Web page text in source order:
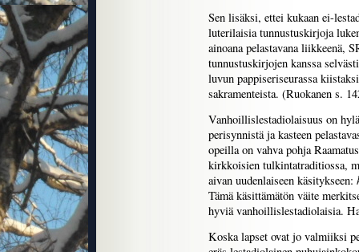
Sen lisäksi, ettei kukaan ei-
luterilaisia tunnustuskirjoja
ainoana pelastavana liikkeenä,
tunnustuskirjojen kanssa
luvun pappiseriseurassa
sakramenteista. (Ruokanen s.
Vanhoillislestadiolaisuus on
perisynnistä ja kasteen
opeilla on vahva pohja
kirkkoisien tulkintatraditiossa,
aivan uudenlaiseen käsitykseen:
Tämä käsittämätön väite
hyviä vanhoillislestadiolaisia.
Koska lapset ovat jo valmiiksi